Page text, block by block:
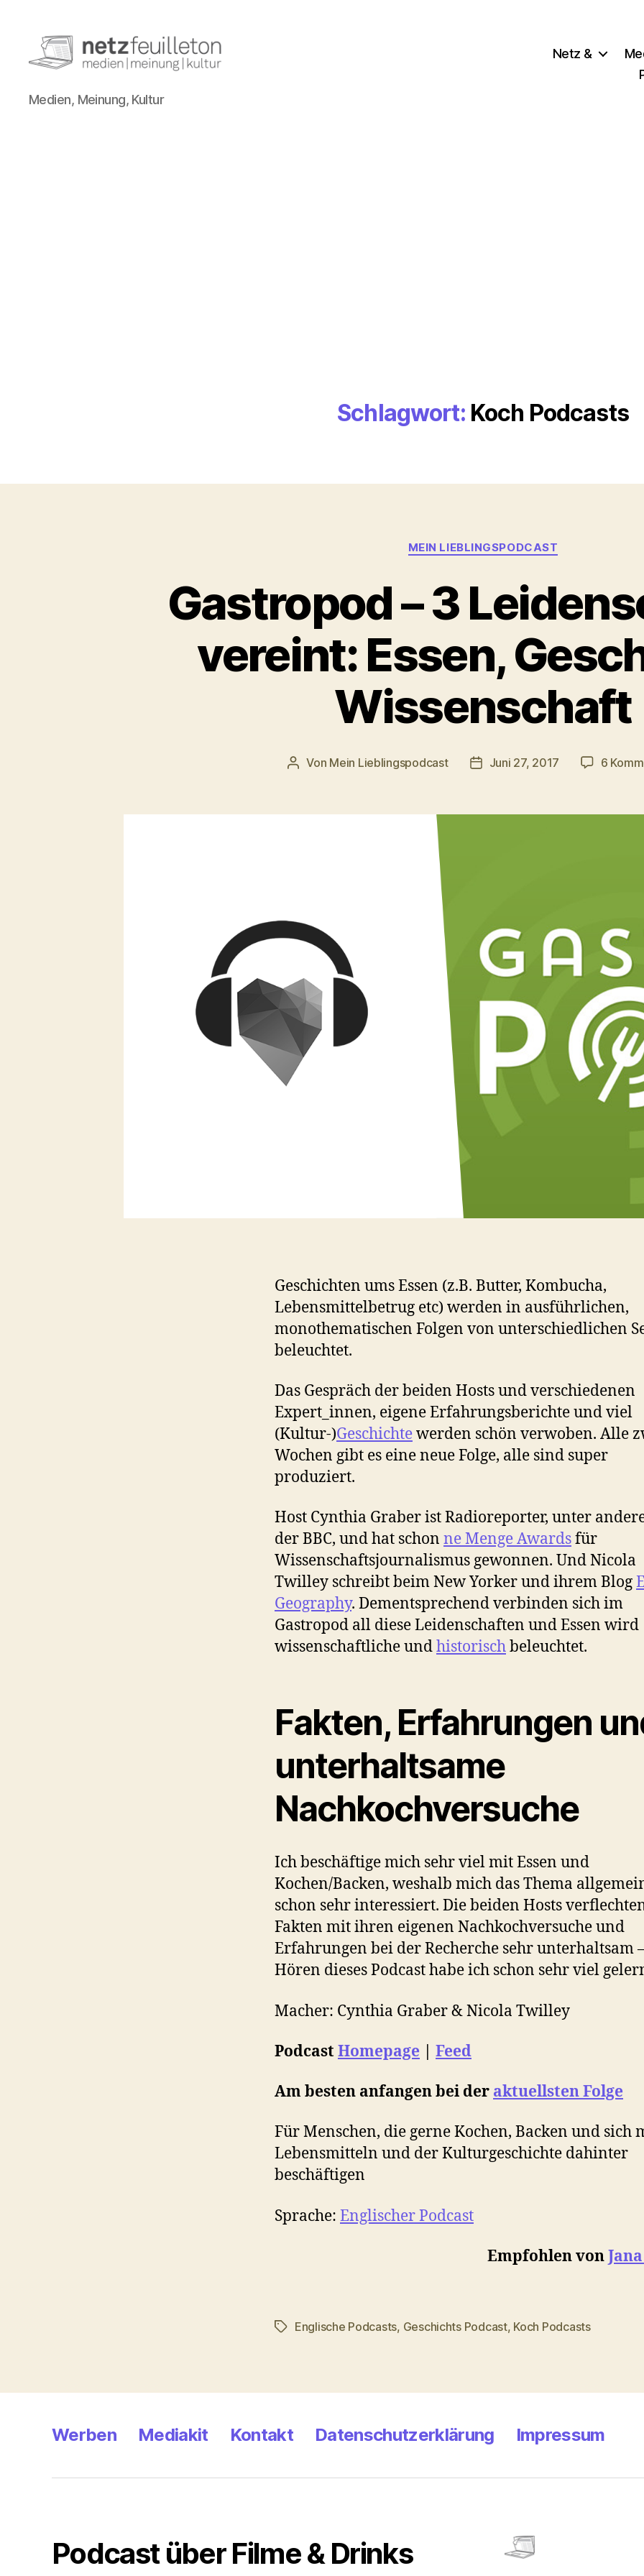
netzfeuilleton.de
Medien, Meinung, Kultur
Netz &
Schlagwort: Koch Podcasts
Kategorien
MEIN LIEBLINGSPODCAST
Gastropod – 3
vereint: Essen,
Wissenschaft
Beitragsautor
Von Mein Lieblingspodcast Veröffentlichungsdatum
Juni 27, 2017 6
Geschichten ums Essen (z.B. Butter, Kombucha,
Lebensmittelbetrug etc) werden in ausführlichen,
monothematischen Folgen von unterschiedlichen
beleuchtet.
Das Gespräch der beiden Hosts und verschiedenen
Expert_innen, eigene Erfahrungsberichte und viel
(Kultur-)Geschichtewerden schön verwoben. Alle
Wochen gibt es eine neue Folge, alle sind super
produziert.
Host Cynthia Graber ist Radioreporter, unter
der BBC, und hat schon ne Menge Awardsfür
Wissenschaftsjournalismus gewonnen. Und Nicola
Twilley schreibt beim New Yorker und ihrem Blog
Geography. Dementsprechend verbinden sich im
Gastropod all diese Leidenschaften und Essen wird
wissenschaftliche undhistorischbeleuchtet.
Fakten, Erfahrungen
unterhaltsame
Nachkochversuche
Ich beschäftige mich sehr viel mit Essen und
Kochen/Backen, weshalb mich das Thema
schon sehr interessiert. Die beiden Hosts
Fakten mit ihren eigenen Nachkochversuche und
Erfahrungen bei der Recherche sehr unterhaltsam
Hören dieses Podcast habe ich schon sehr viel
Macher: Cynthia Graber & Nicola Twilley
Podcast Homepage Feed
Am besten anfangen bei der aktuellsten Folge
Für Menschen, die gerne Kochen, Backen und sich
Lebensmitteln und der Kulturgeschichte dahinter
beschäftigen
Sprache: Englischer Podcast
Empfohlen von
Schlagwörter
Englische Podcasts, Geschichts Podcast, Koch Podcasts
Werben Mediakit Kontakt Datenschutzerklärung Impressum
Podcast über Filme & Drinks